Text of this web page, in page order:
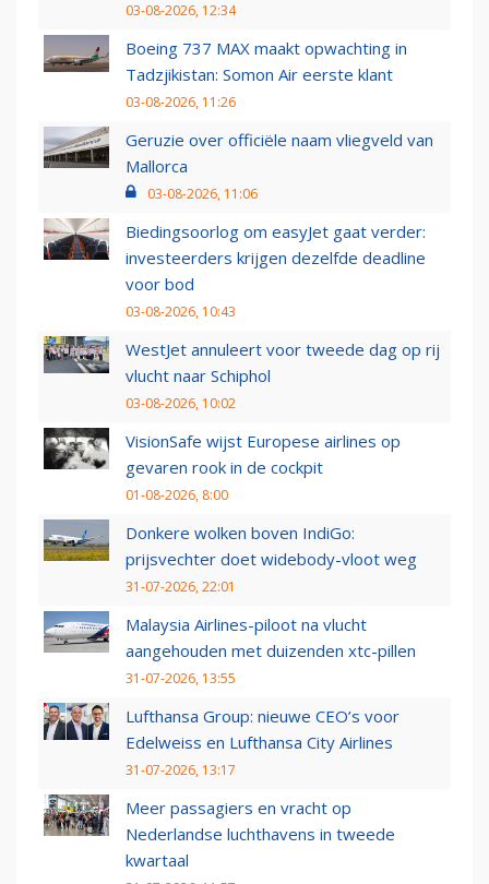
03-08-2026, 12:34
Boeing 737 MAX maakt opwachting in
Tadzjikistan: Somon Air eerste klant
03-08-2026, 11:26
Geruzie over officiële naam vliegveld van
Mallorca
03-08-2026, 11:06
Biedingsoorlog om easyJet gaat verder:
investeerders krijgen dezelfde deadline
voor bod
03-08-2026, 10:43
WestJet annuleert voor tweede dag op rij
vlucht naar Schiphol
03-08-2026, 10:02
VisionSafe wijst Europese airlines op
gevaren rook in de cockpit
01-08-2026, 8:00
Donkere wolken boven IndiGo:
prijsvechter doet widebody-vloot weg
31-07-2026, 22:01
Malaysia Airlines-piloot na vlucht
aangehouden met duizenden xtc-pillen
31-07-2026, 13:55
Lufthansa Group: nieuwe CEO’s voor
Edelweiss en Lufthansa City Airlines
31-07-2026, 13:17
Meer passagiers en vracht op
Nederlandse luchthavens in tweede
kwartaal